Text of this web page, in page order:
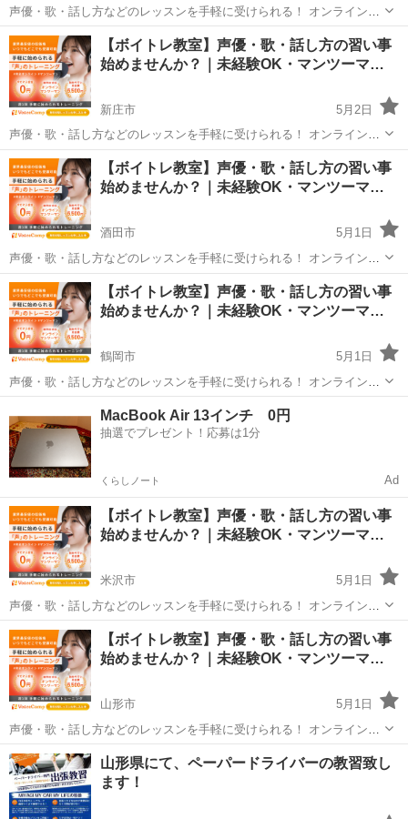
声優・歌・話し方などのレッスンを手軽に受けられる！ オンラインボ
イトレ教室「Voice Camp（ボイスキャンプ）」 「声優のレッスンを一
度受けてみたい」 「話し方に自信がなくて改善したい」 「歌が上手く
なって気...
山形 寒河江市 その他
【ボイトレ教室】声優・歌・話し方の習い事
始めませんか？｜未経験OK・マンツーマ…
新庄市
5月2日
声優・歌・話し方などのレッスンを手軽に受けられる！ オンラインボ
イトレ教室「Voice Camp（ボイスキャンプ）」 「声優のレッスンを一
度受けてみたい」 「話し方に自信がなくて改善したい」 「歌が上手く
なって気...
山形 新庄市 その他
【ボイトレ教室】声優・歌・話し方の習い事
始めませんか？｜未経験OK・マンツーマ…
酒田市
5月1日
声優・歌・話し方などのレッスンを手軽に受けられる！ オンラインボ
イトレ教室「Voice Camp（ボイスキャンプ）」 「声優のレッスンを一
度受けてみたい」 「話し方に自信がなくて改善したい」 「歌が上手く
なって気...
山形 酒田市 その他 声優
【ボイトレ教室】声優・歌・話し方の習い事
始めませんか？｜未経験OK・マンツーマ…
鶴岡市
5月1日
声優・歌・話し方などのレッスンを手軽に受けられる！ オンラインボ
イトレ教室「Voice Camp（ボイスキャンプ）」 「声優のレッスンを一
度受けてみたい」 「話し方に自信がなくて改善したい」 「歌が上手く
なって気...
MacBook Air 13インチ 0円
抽選でプレゼント！応募は1分
くらしノート Ad
【ボイトレ教室】声優・歌・話し方の習い事
始めませんか？｜未経験OK・マンツーマ…
米沢市
5月1日
声優・歌・話し方などのレッスンを手軽に受けられる！ オンラインボ
イトレ教室「Voice Camp（ボイスキャンプ）」 「声優のレッスンを一
度受けてみたい」 「話し方に自信がなくて改善したい」 「歌が上手く
なって気...
山形 米沢市 その他 声優
【ボイトレ教室】声優・歌・話し方の習い事
始めませんか？｜未経験OK・マンツーマ…
山形市
5月1日
声優・歌・話し方などのレッスンを手軽に受けられる！ オンラインボ
イトレ教室「Voice Camp（ボイスキャンプ）」 「声優のレッスンを一
度受けてみたい」 「話し方に自信がなくて改善したい」 「歌が上手く
なって気...
山形 山形市 その他
山形県にて、ペーパードライバーの教習致し
ます！